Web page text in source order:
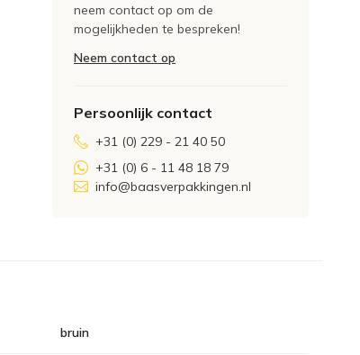
neem contact op om de
mogelijkheden te bespreken!
Neem contact op
Persoonlijk contact
+31 (0) 229 - 21 40 50
+31 (0) 6 - 11 48 18 79
info@baasverpakkingen.nl
bruin